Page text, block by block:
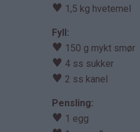
♥ 1,5 kg hvetemel
Fyll:
♥ 150 g mykt smør
♥ 4 ss sukker
♥ 2 ss kanel
Pensling:
♥ 1 egg